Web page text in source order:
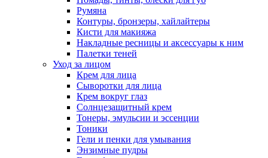
Румяна
Контуры, бронзеры, хайлайтеры
Кисти для макияжа
Накладные ресницы и аксессуары к ним
Палетки теней
Уход за лицом
Крем для лица
Сыворотки для лица
Крем вокруг глаз
Солнцезащитный крем
Тонеры, эмульсии и эссенции
Тоники
Гели и пенки для умывания
Энзимные пудры